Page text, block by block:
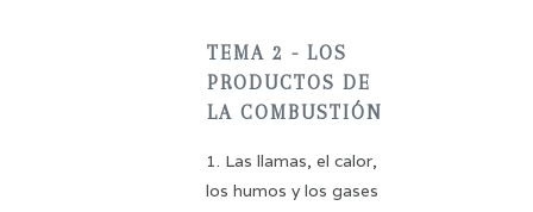
TEMA 2 - LOS
PRODUCTOS DE
LA COMBUSTIÓN
1. Las llamas, el calor,
los humos y los gases